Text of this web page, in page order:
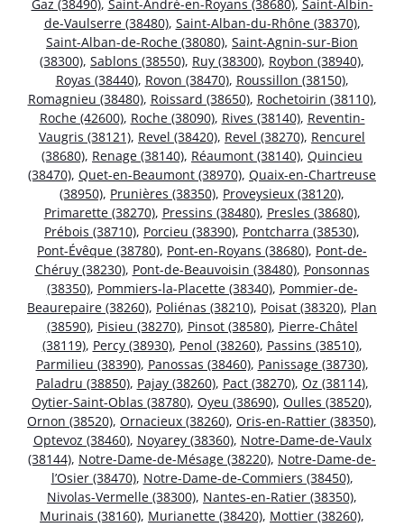
Gaz (38490), Saint-André-en-Royans (38680), Saint-Albin-
de-Vaulserre (38480), Saint-Alban-du-Rhône (38370),
Saint-Alban-de-Roche (38080), Saint-Agnin-sur-Bion
(38300), Sablons (38550), Ruy (38300), Roybon (38940),
Royas (38440), Rovon (38470), Roussillon (38150),
Romagnieu (38480), Roissard (38650), Rochetoirin (38110),
Roche (42600), Roche (38090), Rives (38140), Reventin-
Vaugris (38121), Revel (38420), Revel (38270), Rencurel
(38680), Renage (38140), Réaumont (38140), Quincieu
(38470), Quet-en-Beaumont (38970), Quaix-en-Chartreuse
(38950), Prunières (38350), Proveysieux (38120),
Primarette (38270), Pressins (38480), Presles (38680),
Prébois (38710), Porcieu (38390), Pontcharra (38530),
Pont-Évêque (38780), Pont-en-Royans (38680), Pont-de-
Chéruy (38230), Pont-de-Beauvoisin (38480), Ponsonnas
(38350), Pommiers-la-Placette (38340), Pommier-de-
Beaurepaire (38260), Poliénas (38210), Poisat (38320), Plan
(38590), Pisieu (38270), Pinsot (38580), Pierre-Châtel
(38119), Percy (38930), Penol (38260), Passins (38510),
Parmilieu (38390), Panossas (38460), Panissage (38730),
Paladru (38850), Pajay (38260), Pact (38270), Oz (38114),
Oytier-Saint-Oblas (38780), Oyeu (38690), Oulles (38520),
Ornon (38520), Ornacieux (38260), Oris-en-Rattier (38350),
Optevoz (38460), Noyarey (38360), Notre-Dame-de-Vaulx
(38144), Notre-Dame-de-Mésage (38220), Notre-Dame-de-
l’Osier (38470), Notre-Dame-de-Commiers (38450),
Nivolas-Vermelle (38300), Nantes-en-Ratier (38350),
Murinais (38160), Murianette (38420), Mottier (38260),